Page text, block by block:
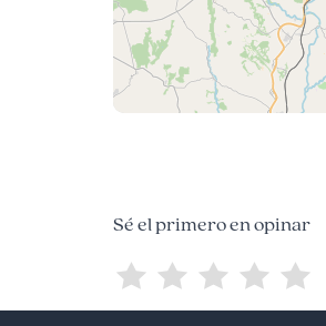
Sé el primero en opinar